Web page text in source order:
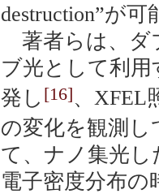
destruction”が
著者らは、ダ
ブ光として利
発し [16]、XFEL
の変化を観測し
て、ナノ集光
電子密度分布